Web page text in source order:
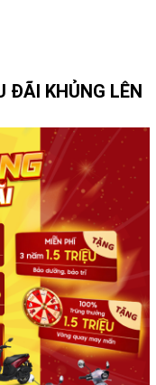
ĐÃI KHỦNG LÊN